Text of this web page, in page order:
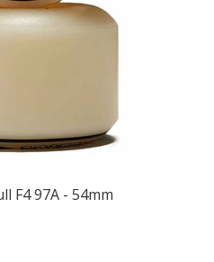
F4 97A - 54mm